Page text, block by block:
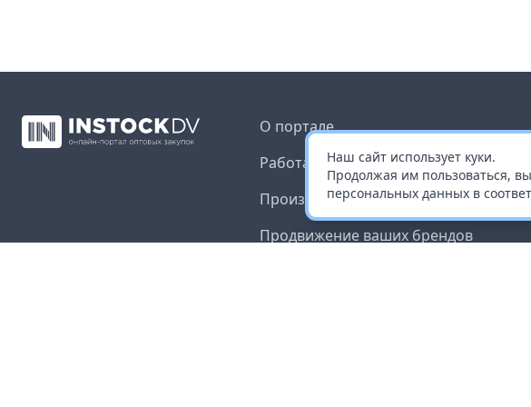
Наш сайт использует куки.
Продолжая им пользоваться,
персональных данных в
О портале
Работа с платформой
Производителям и дистрибьюторам
Продвижение ваших брендов